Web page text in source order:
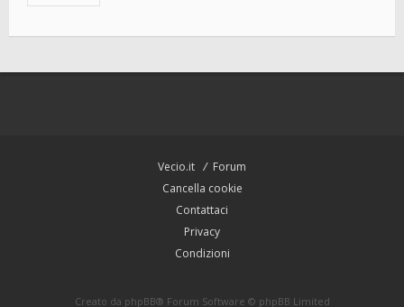
Vecio.it
Forum
Cancella cookie
Contattaci
Privacy
Condizioni
Creato da phpBB® Forum Software © phpBB Limited